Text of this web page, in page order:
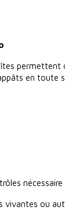
permettent
en toute
vivantes ou